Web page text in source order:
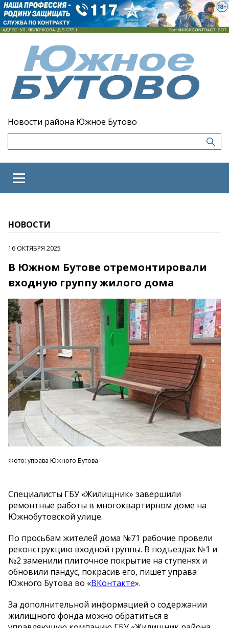
Новости района Южное Бутово
НОВОСТИ
16 ОКТЯБРЯ 2025
В Южном Бутове отремонтировали
входную группу жилого дома
Фото: управа Южного Бутова
Специалисты ГБУ «Жилищник» завершили
ремонтные работы в многоквартирном доме на
Южнобутовской улице.
По просьбам жителей дома №71 рабочие провели
реконструкцию входной группы. В подъездах №1 и
№2 заменили плиточное покрытие на ступенях и
обновили пандус, покрасив его, пишет управа
Южного Бутова во «ВКонтакте».
За дополнительной информацией о содержании
жилищного фонда можно обратиться в